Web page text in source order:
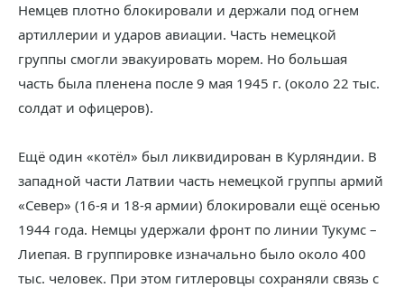
Немцев плотно блокировали и держали под огнем
артиллерии и ударов авиации. Часть немецкой
группы смогли эвакуировать морем. Но большая
часть была пленена после 9 мая 1945 г. (около 22 тыс.
солдат и офицеров).
Ещё один «котёл» был ликвидирован в Курляндии. В
западной части Латвии часть немецкой группы армий
«Север» (16-я и 18-я армии) блокировали ещё осенью
1944 года. Немцы удержали фронт по линии Тукумс –
Лиепая. В группировке изначально было около 400
тыс. человек. При этом гитлеровцы сохраняли связь с